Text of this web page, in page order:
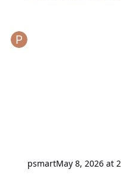
psmartMay 8, 2026 at